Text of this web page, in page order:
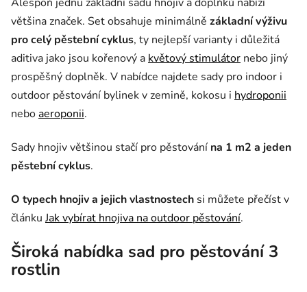
většina značek. Set obsahuje minimálně základní výživu
pro celý pěstební cyklus, ty nejlepší varianty i důležitá
aditiva jako jsou kořenový a květový stimulátor nebo jiný
prospěšný doplněk. V nabídce najdete sady pro indoor i
outdoor pěstování bylinek v zemině, kokosu i hydroponii
neboaeroponii.
Sady hnojiv většinou stačí pro pěstování na 1 m2 a jeden
pěstební cyklus.
O typech hnojiv a jejich vlastnostech si můžete přečíst v
článkuJak vybírat hnojiva na outdoor pěstování.
Široká nabídka sad pro pěstování 3
rostlin